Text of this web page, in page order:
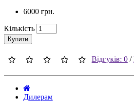
6000 грн.
Кількість
Купити
Відгуків: 0 /
Дилерам